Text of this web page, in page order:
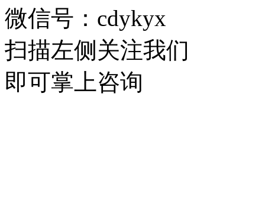
微信号：cdykyx
扫描左侧关注我们
即可掌上咨询